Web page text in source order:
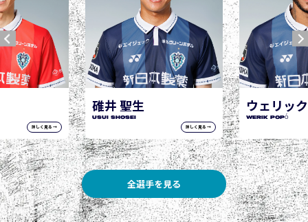
詳しく見る →
ウェリック ポポ
WERIK POPÓ
詳しく見る →
全選手を見る